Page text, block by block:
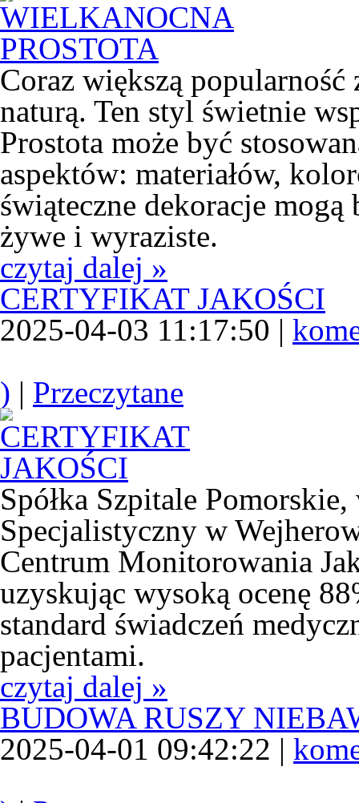
Coraz większą
naturą. Ten styl świetnie
Prostota może być
aspektów: materiałów,
świąteczne dekoracje
żywe i wyraziste.
czytaj dalej »
CERTYFIKAT JAKOŚCI
2025-04-03 11:17:50 |
) | Przeczytane
Spółka Szpitale
Specjalistyczny w
Centrum Monitorowania
uzyskując wysoką ocenę
standard świadczeń
pacjentami.
czytaj dalej »
BUDOWA RUSZY
2025-04-01 09:42:22 |